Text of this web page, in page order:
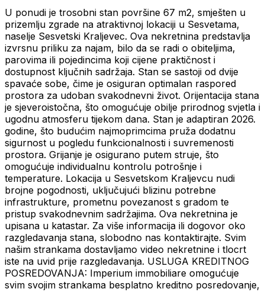
U ponudi je trosobni stan površine 67 m2, smješten u
prizemlju zgrade na atraktivnoj lokaciji u Sesvetama,
naselje Sesvetski Kraljevec. Ova nekretnina predstavlja
izvrsnu priliku za najam, bilo da se radi o obiteljima,
parovima ili pojedincima koji cijene praktičnost i
dostupnost ključnih sadržaja. Stan se sastoji od dvije
spavaće sobe, čime je osiguran optimalan raspored
prostora za udoban svakodnevni život. Orijentacija stana
je sjeveroistočna, što omogućuje obilje prirodnog svjetla i
ugodnu atmosferu tijekom dana. Stan je adaptiran 2026.
godine, što budućim najmoprimcima pruža dodatnu
sigurnost u pogledu funkcionalnosti i suvremenosti
prostora. Grijanje je osigurano putem struje, što
omogućuje individualnu kontrolu potrošnje i
temperature. Lokacija u Sesvetskom Kraljevcu nudi
brojne pogodnosti, uključujući blizinu potrebne
infrastrukture, prometnu povezanost s gradom te
pristup svakodnevnim sadržajima. Ova nekretnina je
upisana u katastar. Za više informacija ili dogovor oko
razgledavanja stana, slobodno nas kontaktirajte. Svim
našim strankama dostavljamo video nekretnine i tlocrt
iste na uvid prije razgledavanja. USLUGA KREDITNOG
POSREDOVANJA: Imperium immobiliare omogućuje
svim svojim strankama besplatno kreditno posredovanje,